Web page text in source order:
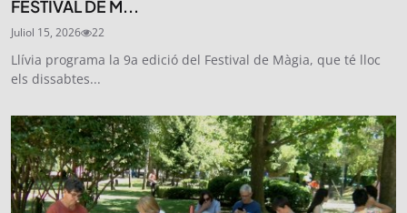
FESTIVAL DE M...
Juliol 15, 2026 22
Llívia programa la 9a edició del Festival de Màgia, que té lloc
els dissabtes...